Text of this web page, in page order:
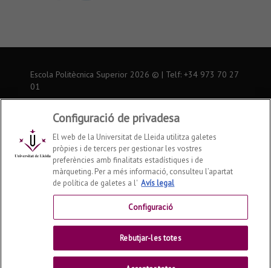
Twitter
página
Facebook
página
Instagram
Youtube
Escola Politècnica Superior 2026 © | Telf: +34 973 70 27
01
Avís legal
Contactar
Universitat de Lleida
Configuració de privadesa
El web de la Universitat de Lleida utilitza galetes
pròpies i de tercers per gestionar les vostres
preferències amb finalitats estadístiques i de
màrqueting. Per a més informació, consulteu l’apartat
de política de galetes a l' Avís legal
Configuració
Rebutjar-les totes